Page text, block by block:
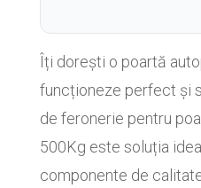
Îți dorești o poartă
funcționeze perfect și
de feronerie pentru
500Kg este soluția
componente de